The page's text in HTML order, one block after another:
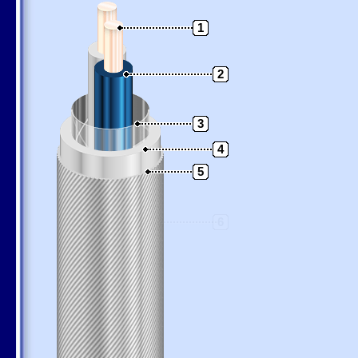
1
2
3
4
5